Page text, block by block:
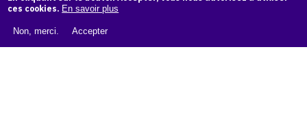
COPIER LA CITATION
ces cookies. En savoir plus
Non, merci. Accepter